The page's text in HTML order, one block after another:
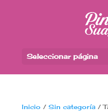
Seleccionar página
Inicio / Sin categoría/